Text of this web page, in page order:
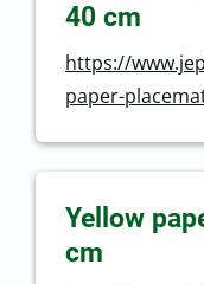
40 cm
https://
paper-
Yellow
cm